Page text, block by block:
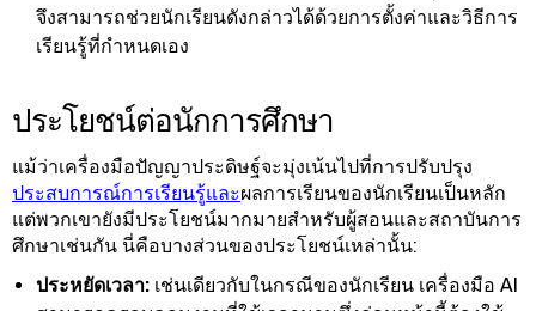
จึงสามารถช่วยนักเรียนดังกล่าวได้ด้วยการตั้งค่าและวิธีการ
เรียนรู้ที่กําหนดเอง
ประโยชน์ต่อนักการศึกษา
แม้ว่าเครื่องมือปัญญาประดิษฐ์จะมุ่งเน้นไปที่การปรับปรุง
ประสบการณ์การเรียนรู้และผลการเรียนของนักเรียนเป็นหลัก
แต่พวกเขายังมีประโยชน์มากมายสำหรับผู้สอนและสถาบันการ
ศึกษาเช่นกัน นี่คือบางส่วนของประโยชน์เหล่านั้น:
ประหยัดเวลา: เช่นเดียวกับในกรณีของนักเรียน เครื่องมือ AI